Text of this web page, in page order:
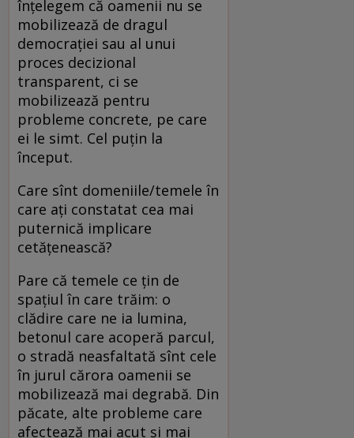
înţelegem că oamenii nu se
mobilizează de dragul
democraţiei sau al unui
proces decizional
transparent, ci se
mobilizează pentru
probleme concrete, pe care
ei le simt. Cel puţin la
început.
Care sînt domeniile/temele în
care aţi constatat cea mai
puternică implicare
cetăţenească?
Pare că temele ce ţin de
spaţiul în care trăim: o
clădire care ne ia lumina,
betonul care acoperă parcul,
o stradă ne­as­fal­tată sînt cele
în jurul cărora oamenii se
mobilizează mai degrabă. Din
păcate, alte probleme care
afectează mai acut şi mai